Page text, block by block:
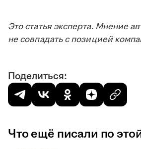
Это статья эксперта. Мнение
не совпадать с позицией
Поделиться:
Что ещё писали по